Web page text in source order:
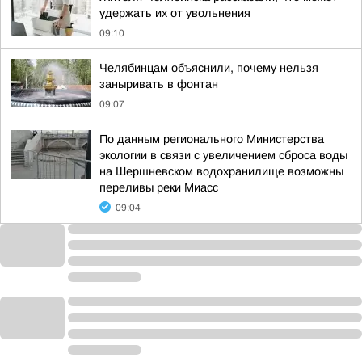
удержать их от увольнения
09:10
Челябинцам объяснили, почему нельзя
заныривать в фонтан
09:07
По данным регионального Министерства
экологии в связи с увеличением сброса воды
на Шершневском водохранилище возможны
переливы реки Миасс
09:04